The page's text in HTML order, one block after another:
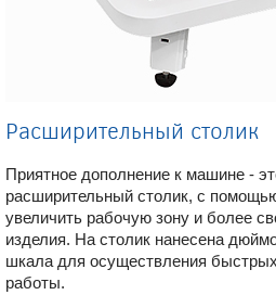
Расширительный столик
Приятное дополнение к машине -
расширительный столик, с
увеличить рабочую зону и более
изделия. На столик нанесена
шкала для осуществления
работы.